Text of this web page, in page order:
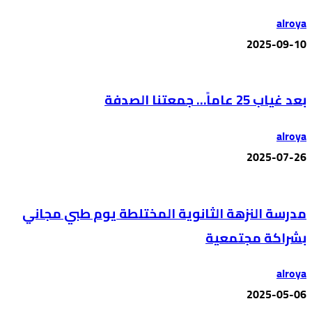
alroya
2025-09-10
بعد غياب 25 عاماً… جمعتنا الصدفة
alroya
2025-07-26
مدرسة النزهة الثانوية المختلطة يوم طبي مجاني
بشراكة مجتمعية
alroya
2025-05-06